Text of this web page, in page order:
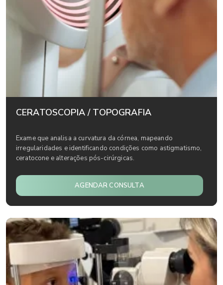
CERATOSCOPIA / TOPOGRAFIA
Exame que analisa a curvatura da córnea, mapeando
irregularidades e identificando condições como astigmatismo,
ceratocone e alterações pós-cirúrgicas.
AGENDAR CONSULTA